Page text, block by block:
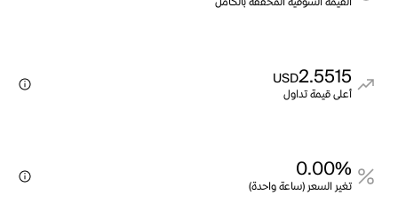
2.5515
USD
أعلى قيمة تداول
0.00%
تغير السعر (ساعة واحدة)